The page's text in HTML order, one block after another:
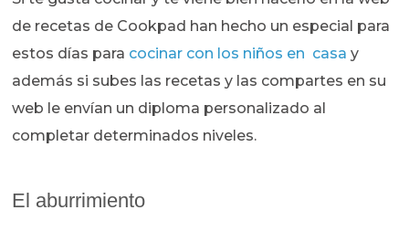
de recetas de Cookpad han hecho un especial para
estos días para cocinar con los niños en casa y
además si subes las recetas y las compartes en su
web le envían un diploma personalizado al
completar determinados niveles.
El aburrimiento